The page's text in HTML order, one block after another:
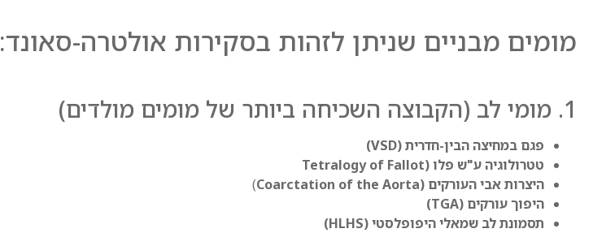
מומים מבניים שניתן לזהות בסקירות אולטרה-סאונד:
1. מומי לב (הקבוצה השכיחה ביותר של מומים מולדים)
פגם במחיצה הבין-חדרית (VSD)
טטרולוגיה ע"ש פלו (Tetralogy of Fallot
היצרות אבי העורקים (Coarctation of the Aorta
)
היפוך עורקים (TGA)
תסמונת לב שמאלי היפופלסטי (HLHS)